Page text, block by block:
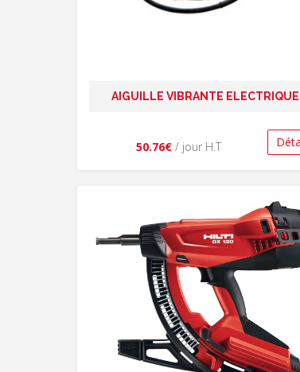
AIGUILLE VIBRANTE ELECTRIQUE
50.76€/ jour H.T